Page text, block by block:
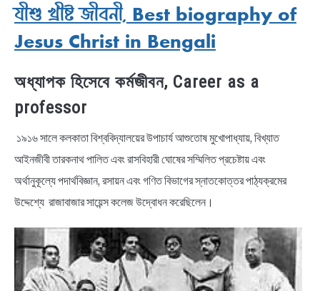
যীশু খ্রীষ্ট জীবনী, Best biography of
Jesus Christ in Bengali
অধ্যাপক হিসেবে কর্মজীবন, Career as a
professor
১৯১৬ সালে কলকাতা বিশ্ববিদ্যালয়ের উপাচার্য আশুতোষ মুখোপাধ্যায়, বিখ্যাত
আইনজীবী তারকনাথ পালিত এবং রাসবিহারী ঘোষের সম্মিলিত প্রচেষ্টায় এবং
অর্থানুকূল্যে পদার্থবিজ্ঞান, রসায়ন এবং গণিত বিভাগের স্নাতকোত্তর পাঠ্যক্রমের
উদ্দেশ্যে রাজাবাজার সায়েন্স কলেজ উদ্বোধন করেছিলেন।